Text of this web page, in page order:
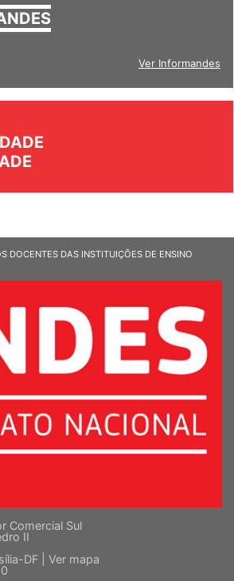
Ver Informandes
DOCENTES DAS INSTITUIÇÕES DE ENSINO
Comercial Sul
II
DF | Ver mapa